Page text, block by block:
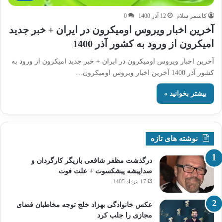
کاشمر سلام 12 آذر 1400 0
آخرین اخبار ویروس اومیکرون در ایران + خبر جدید
امیکرون از ورود به کشور آذر 1400
آخرین اخبار ویروس اومیکرون در ایران + خبر جدید امیکرون از ورود به
کشور آذر 1400 آخرین اخبار ویروس اومیکرون…
بیشتر بخوانید »
نوشته های تازه
درگذشت مظفر شافعی بازیگر کارگردان و
صداپیشه پیشکسوت + علت فوت
17 مرداد 1405
عکس خانوادگی بهزاد خلج توجه مخاطبان فضای
مجازی را جلب کرد